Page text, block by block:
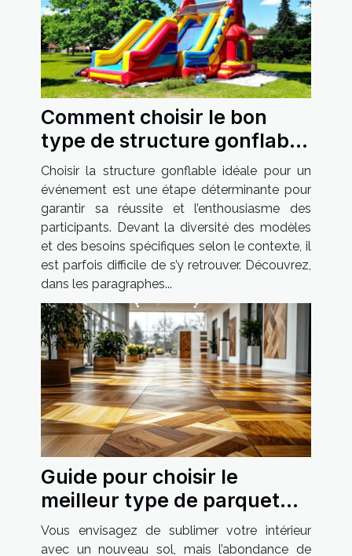
Comment choisir le bon
type de structure gonflable
pour votre événement
Choisir la structure gonflable idéale pour un
événement est une étape déterminante pour
garantir sa réussite et l’enthousiasme des
participants. Devant la diversité des modèles
et des besoins spécifiques selon le contexte, il
est parfois difficile de s’y retrouver. Découvrez,
dans les paragraphes...
Guide pour choisir le
meilleur type de parquet
pour votre maison
Vous envisagez de sublimer votre intérieur
avec un nouveau sol, mais l’abondance de